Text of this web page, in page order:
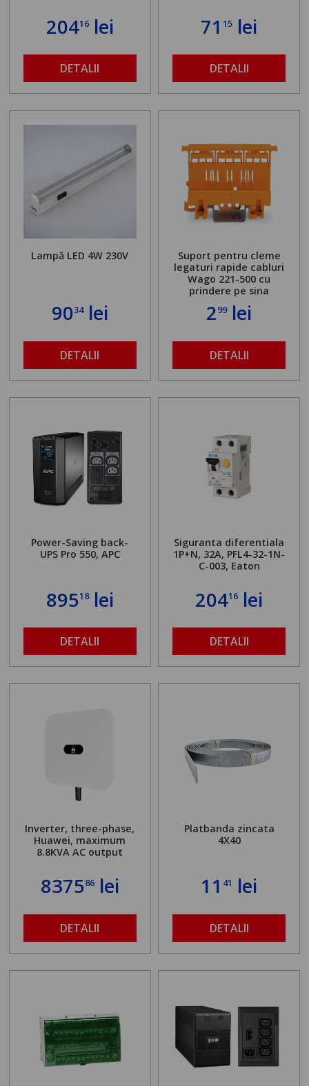
20416lei
DETALII
7115 lei
DETALII
Lampă LED 4W 230V
9034lei
DETALII
Suport pentru cleme
legaturi rapide cabluri
Wago 221-500 cu
prindere pe sina
299lei
DETALII
Power-Saving back-
UPS Pro 550, APC
89518lei
DETALII
Siguranta diferentiala
1P+N, 32A, PFL4-32-1N-
C-003, Eaton
20416 lei
DETALII
Inverter, three-phase,
Huawei, maximum
8.8KVA AC output
837586lei
DETALII
Platbanda zincata
4X40
11 41 lei
DETALII